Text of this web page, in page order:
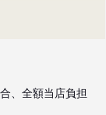
、全額当店負担